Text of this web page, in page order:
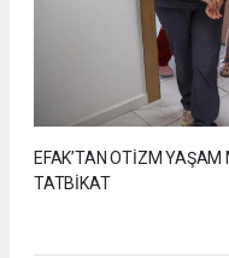
EFAK’TAN OTİZM YAŞAM
TATBİKAT